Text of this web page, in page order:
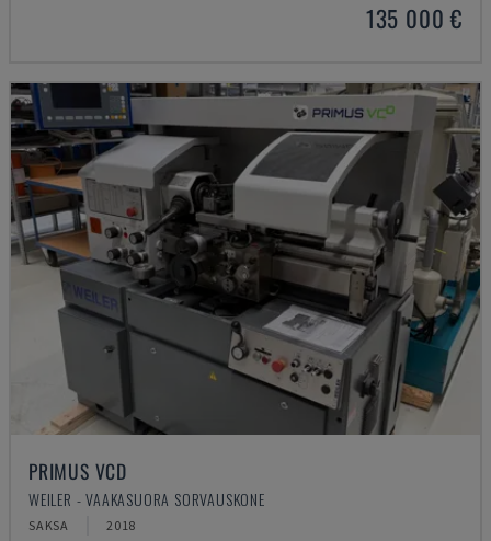
135 000 €
PRIMUS VCD
WEILER - VAAKASUORA SORVAUSKONE
SAKSA 2018